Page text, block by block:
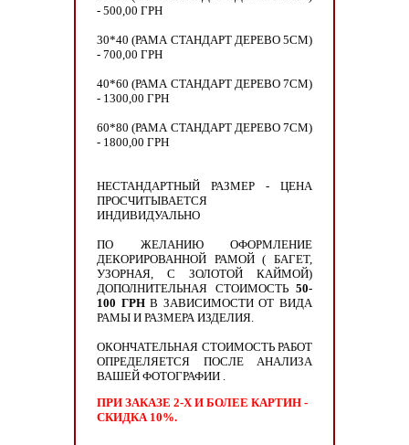
- 500,00 ГРН
30*40 (РАМА СТАНДАРТ ДЕРЕВО 5СМ)
- 700,00 ГРН
40*60 (РАМА СТАНДАРТ ДЕРЕВО 7СМ)
- 1300,00 ГРН
60*80 (РАМА СТАНДАРТ ДЕРЕВО 7СМ)
- 1800,00 ГРН
НЕСТАНДАРТНЫЙ РАЗМЕР - ЦЕНА
ПРОСЧИТЫВАЕТСЯ
ИНДИВИДУАЛЬНО
ПО ЖЕЛАНИЮ ОФОРМЛЕНИЕ
ДЕКОРИРОВАННОЙ РАМОЙ ( БАГЕТ,
УЗОРНАЯ, С ЗОЛОТОЙ КАЙМОЙ)
ДОПОЛНИТЕЛЬНАЯ СТОИМОСТЬ50-
100 ГРНВ ЗАВИСИМОСТИ ОТ ВИДА
РАМЫ И РАЗМЕРА ИЗДЕЛИЯ.
ОКОНЧАТЕЛЬНАЯ СТОИМОСТЬ РАБОТ
ОПРЕДЕЛЯЕТСЯ ПОСЛЕ АНАЛИЗА
ВАШЕЙ ФОТОГРАФИИ .
ПРИ ЗАКАЗЕ 2-Х И БОЛЕЕ КАРТИН -
СКИДКА 10%.